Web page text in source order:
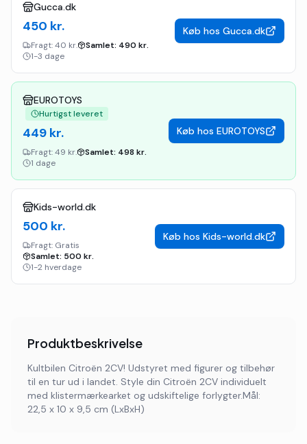
Gucca.dk
450 kr.
Fragt:40 kr. Samlet: 490 kr.
1-3 dage
Køb hos Gucca.dk
EUROTOYS
Hurtigst leveret
449 kr.
Fragt:49 kr. Samlet: 498 kr.
1 dage
Køb hos EUROTOYS
Kids-world.dk
500 kr.
Fragt: Gratis
Samlet: 500 kr.
1-2 hverdage
Køb hos Kids-world.dk
Produktbeskrivelse
Kultbilen Citroën 2CV! Udstyret med figurer og tilbehør
til en tur ud i landet. Style din Citroën 2CV individuelt
med klistermærkearket og udskiftelige forlygter.Mål:
22,5 x 10 x 9,5 cm (LxBxH)